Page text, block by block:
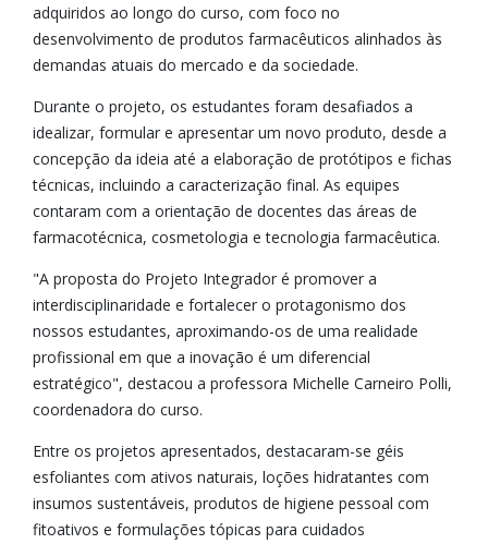
adquiridos ao longo do curso, com foco no
desenvolvimento de produtos farmacêuticos alinhados às
demandas atuais do mercado e da sociedade.
Durante o projeto, os estudantes foram desafiados a
idealizar, formular e apresentar um novo produto, desde a
concepção da ideia até a elaboração de protótipos e fichas
técnicas, incluindo a caracterização final. As equipes
contaram com a orientação de docentes das áreas de
farmacotécnica, cosmetologia e tecnologia farmacêutica.
"A proposta do Projeto Integrador é promover a
interdisciplinaridade e fortalecer o protagonismo dos
nossos estudantes, aproximando-os de uma realidade
profissional em que a inovação é um diferencial
estratégico", destacou a professora Michelle Carneiro Polli,
coordenadora do curso.
Entre os projetos apresentados, destacaram-se géis
esfoliantes com ativos naturais, loções hidratantes com
insumos sustentáveis, produtos de higiene pessoal com
fitoativos e formulações tópicas para cuidados